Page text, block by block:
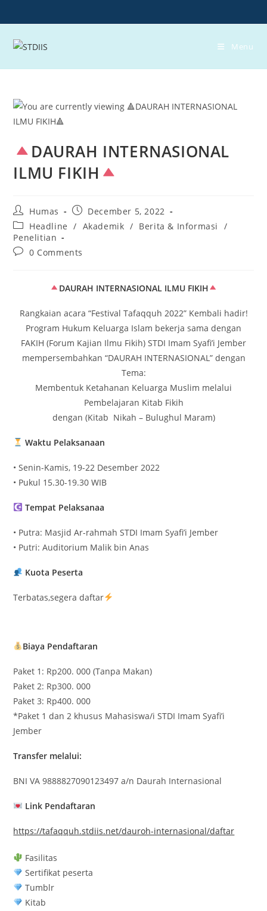
to
content
Menu
DAURAH INTERNASIONAL
ILMU FIKIH
Post
author:
Humas
Post
published:
December 5, 2022
Post
category:
Headline / Akademik / Berita & Informasi
/
Penelitian
Post0 Comments
DAURAH INTERNASIONAL ILMU FIKIH
Rangkaian acara “Festival Tafaqquh 2022” Kembali hadir!
Program Hukum Keluarga Islam bekerja sama dengan
FAKIH (Forum Kajian Ilmu Fikih) STDI Imam Syafi’i Jember
mempersembahkan “DAURAH INTERNASIONAL” dengan
Tema:
Membentuk Ketahanan Keluarga Muslim melalui
Pembelajaran Kitab Fikih
dengan (Kitab Nikah – Bulughul Maram)
Waktu Pelaksanaan
• Senin-Kamis, 19-22 Desember 2022
• Pukul 15.30-19.30 WIB
Tempat Pelaksanaa
• Putra: Masjid Ar-rahmah STDI Imam Syafi’i Jember
• Putri: Auditorium Malik bin Anas
Kuota Peserta
Terbatas,segera daftar
Biaya Pendaftaran
Paket 1: Rp200. 000 (Tanpa Makan)
Paket 2: Rp300. 000
Paket 3: Rp400. 000
*Paket 1 dan 2 khusus Mahasiswa/i STDI Imam Syafi’i
Jember
Transfer melalui:
BNI VA 9888827090123497 a/n Daurah Internasional
Link Pendaftaran
https://tafaqquh.stdiis.net/dauroh-internasional/daftar
Fasilitas
Sertifikat peserta
Tumblr
Kitab